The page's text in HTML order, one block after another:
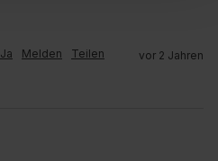
Ja Melden Teilen vor 2 Jahren